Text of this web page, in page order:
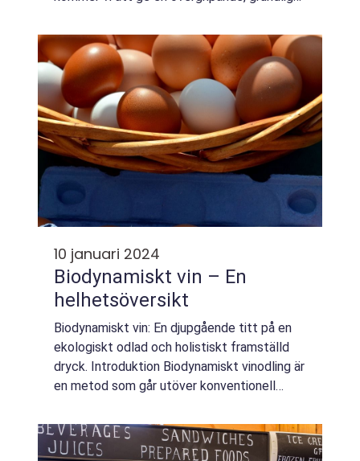
privatpersoner. Vi kommer att utforska vad
de...
10 januari 2024
Biodynamiskt vin – En
helhetsöversikt
Biodynamiskt vin: En djupgående titt på en
ekologiskt odlad och holistiskt framställd
dryck. Introduktion Biodynamiskt vinodling är
en metod som går utöver konventionell
naturliga förhållanden och kosmiska...